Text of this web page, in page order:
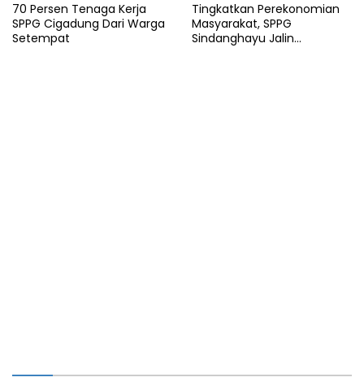
70 Persen Tenaga Kerja
SPPG Cigadung Dari Warga
Setempat
Tingkatkan Perekonomian
Masyarakat, SPPG
Sindanghayu Jalin